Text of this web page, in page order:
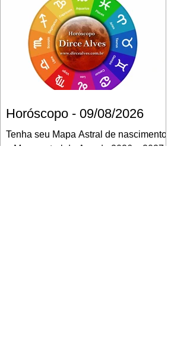
Horóscopo - 09/08/2026
Tenha seu Mapa Astral de nascimento,
o Mapa astral do Ano de 2026 e 2027,